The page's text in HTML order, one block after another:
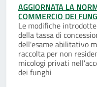
AGGIORNATA LA
COMMERCIO DEI
Le modifiche
della tassa di
dell'esame abilitativo
raccolta per non
micologi privati
dei funghi